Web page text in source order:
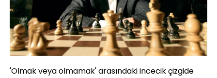
'Olmak veya olmamak' arasındaki incecik çizgide